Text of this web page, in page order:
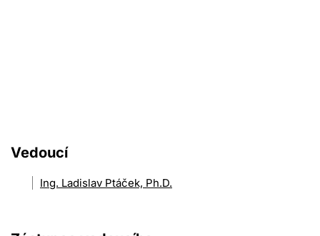
Vedoucí
Ing. Ladislav Ptáček, Ph.D.